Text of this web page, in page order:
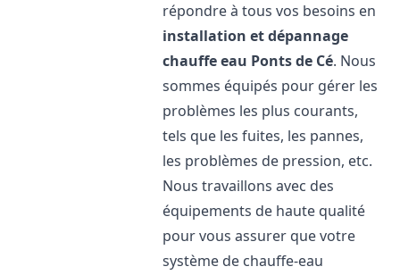
répondre à tous vos besoins en
installation et dépannage
chauffe eau Ponts de Cé. Nous
sommes équipés pour gérer les
problèmes les plus courants,
tels que les fuites, les pannes,
les problèmes de pression, etc.
Nous travaillons avec des
équipements de haute qualité
pour vous assurer que votre
système de chauffe-eau